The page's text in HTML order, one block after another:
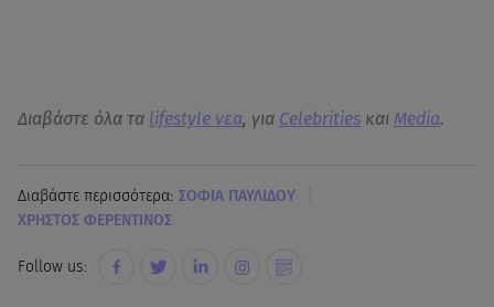
Διαβάστε όλα τα lifestyle νεα, για Celebrities και Media.
Διαβάστε περισσότερα: ΣΟΦΙΑ ΠΑΥΛΙΔΟΥ
XΡΗΣΤΟΣ ΦΕΡΕΝΤΙΝΟΣ
Follow us: